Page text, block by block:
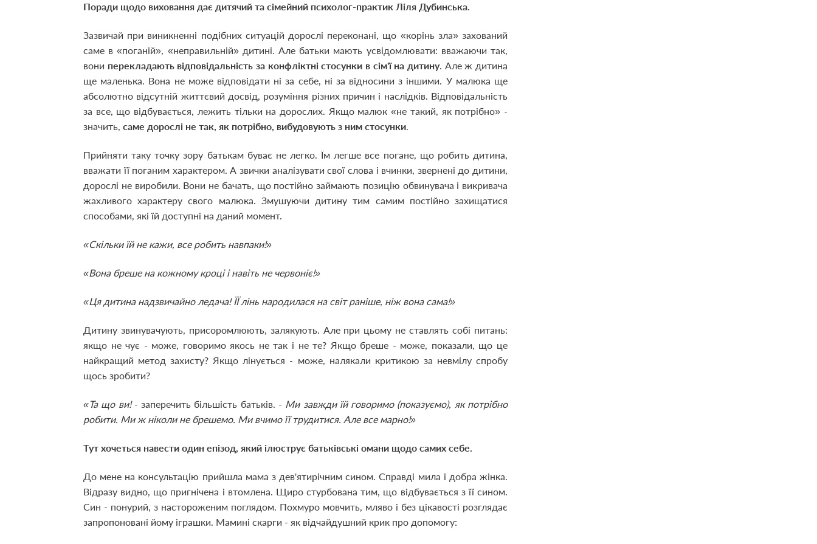
Поради щодо виховання дає дитячий та сімейний психолог-практик Ліля Дубинська.
Зазвичай при виникненні подібних ситуацій дорослі переконані, що «корінь зла» захований
саме в «поганій», «неправильній» дитині. Але батьки мають усвідомлювати: вважаючи так,
вони перекладають відповідальність за конфліктні стосунки в сім'ї на дитину. Але ж дитина
ще маленька. Вона не може відповідати ні за себе, ні за відносини з іншими. У малюка ще
абсолютно відсутній життєвий досвід, розуміння різних причин і наслідків. Відповідальність
за все, що відбувається, лежить тільки на дорослих. Якщо малюк «не такий, як потрібно» -
значить, саме дорослі не так, як потрібно, вибудовують з ним стосунки.
Прийняти таку точку зору батькам буває не легко. Їм легше все погане, що робить дитина,
вважати її поганим характером. А звички аналізувати свої слова і вчинки, звернені до дитини,
дорослі не виробили. Вони не бачать, що постійно займають позицію обвинувача і викривача
жахливого характеру свого малюка. Змушуючи дитину тим самим постійно захищатися
способами, які їй доступні на даний момент.
«Скільки їй не кажи, все робить навпаки!»
«Вона бреше на кожному кроці і навіть не червоніє!»
«Ця дитина надзвичайно ледача! ЇЇ лінь народилася на світ раніше, ніж вона сама!»
Дитину звинувачують, присоромлюють, залякують. Але при цьому не ставлять собі питань:
якщо не чує - може, говоримо якось не так і не те? Якщо бреше - може, показали, що це
найкращий метод захисту? Якщо лінується - може, налякали критикою за невмілу спробу
щось зробити?
«Та що ви!- заперечить більшість батьків. - Ми завжди їй говоримо (показуємо), як потрібно
робити. Ми ж ніколи не брешемо. Ми вчимо її трудитися. Але все марно!»
Тут хочеться навести один епізод, який ілюструє батьківські омани щодо самих себе.
До мене на консультацію прийшла мама з дев'ятирічним сином. Справді мила і добра жінка.
Відразу видно, що пригнічена і втомлена. Щиро стурбована тим, що відбувається з її сином.
Син - понурий, з настороженим поглядом. Похмуро мовчить, мляво і без цікавості розглядає
запропоновані йому іграшки. Мамині скарги - як відчайдушний крик про допомогу: